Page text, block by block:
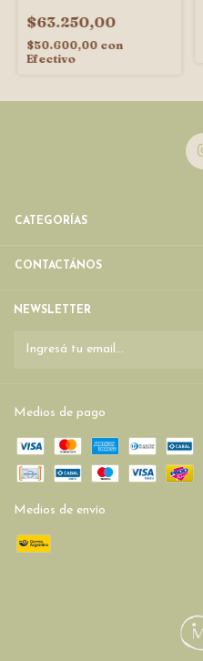
$63.250,00
$50.600,00 con
Efectivo
CATEGORÍAS
CONTACTÁNOS
NEWSLETTER
Medios de pago
Medios de envío